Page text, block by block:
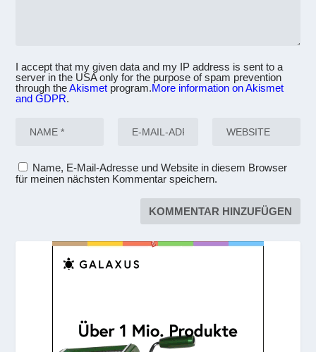
I accept that my given data and my IP address is sent to a
server in the USA only for the purpose of spam prevention
through theAkismet program.More information on Akismet
and GDPR.
Name, E-Mail-Adresse und Website in diesem Browser
für meinen nächsten Kommentar speichern.